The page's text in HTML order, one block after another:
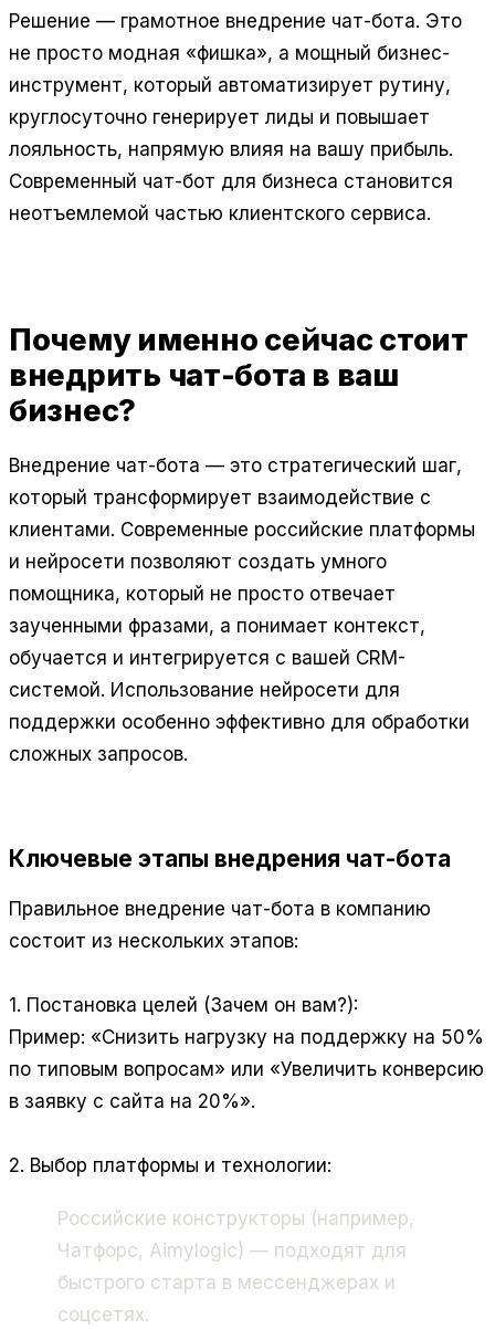
Решение — грамотное внедрение чат-бота. Это
не просто модная «фишка», а мощный бизнес-
инструмент, который автоматизирует рутину,
круглосуточно генерирует лиды и повышает
лояльность, напрямую влияя на вашу прибыль.
Современный чат-бот для бизнеса становится
неотъемлемой частью клиентского сервиса.
Почему именно сейчас стоит
внедрить чат-бота в ваш
бизнес?
Внедрение чат-бота — это стратегический шаг,
который трансформирует взаимодействие с
клиентами. Современные российские платформы
и нейросети позволяют создать умного
помощника, который не просто отвечает
заученными фразами, а понимает контекст,
обучается и интегрируется с вашей CRM-
системой. Использование нейросети для
поддержки особенно эффективно для обработки
сложных запросов.
Ключевые этапы внедрения чат-бота
Правильное внедрение чат-бота в компанию
состоит из нескольких этапов:
1. Постановка целей (Зачем он вам?):
Пример: «Снизить нагрузку на поддержку на 50%
по типовым вопросам» или «Увеличить конверсию
в заявку с сайта на 20%».
2. Выбор платформы и технологии:
Российские конструкторы (например,
Чатфорс, Aimylogic) — подходят для
быстрого старта в мессенджерах и
соцсетях.